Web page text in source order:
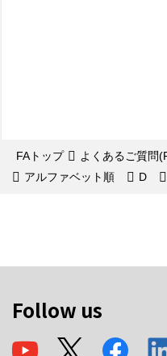
FAトップ よくあるご質問
アルファベット順
D
Follow us